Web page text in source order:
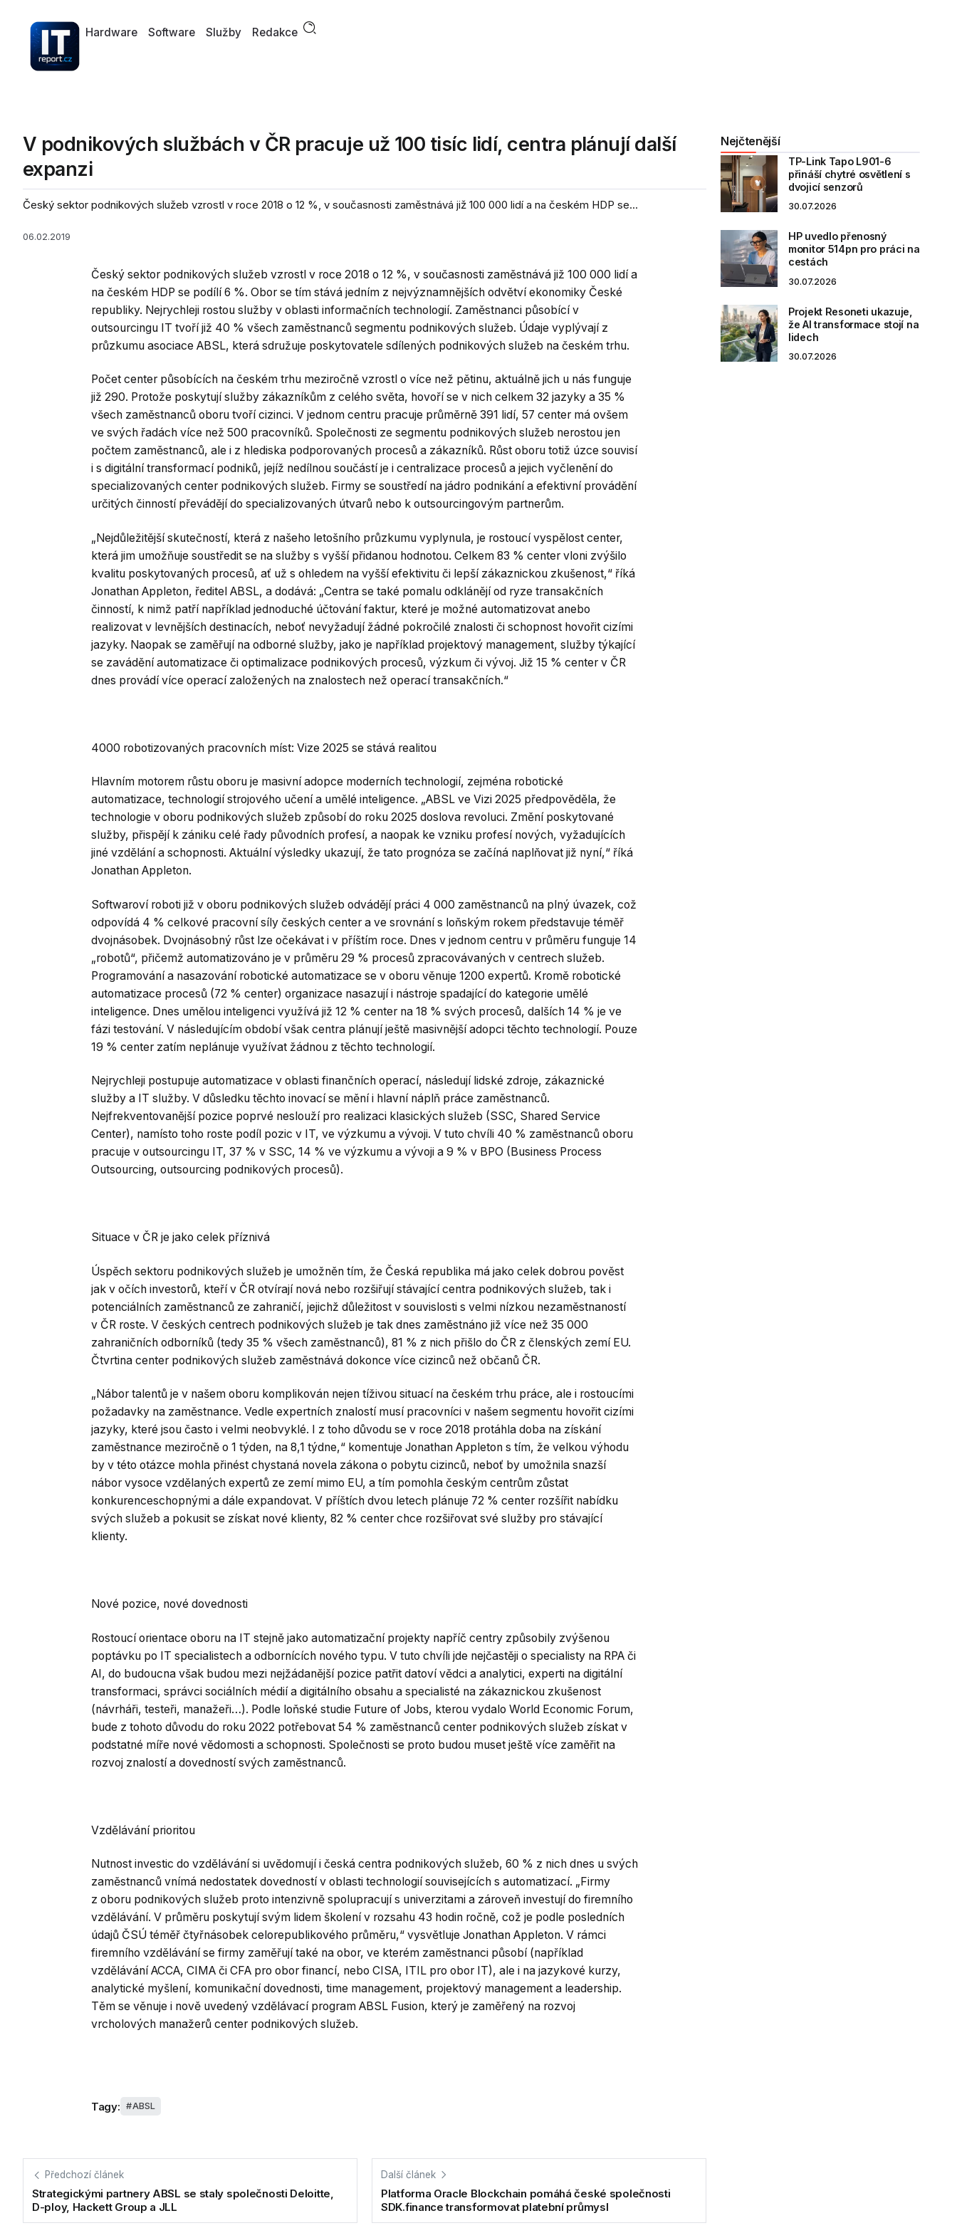
Hardware Software Služby Redakce
V podnikových službách v ČR pracuje už 100 tisíc lidí, centra plánují další
expanzi
Český sektor podnikových služeb vzrostl v roce 2018 o 12 %, v současnosti zaměstnává již 100 000 lidí a na českém HDP se...
06.02.2019
Český sektor podnikových služeb vzrostl v roce 2018 o 12 %, v současnosti zaměstnává již 100 000 lidí a
na českém HDP se podílí 6 %. Obor se tím stává jedním z nejvýznamnějších odvětví ekonomiky České
republiky. Nejrychleji rostou služby v oblasti informačních technologií. Zaměstnanci působící v
outsourcingu IT tvoří již 40 % všech zaměstnanců segmentu podnikových služeb. Údaje vyplývají z
průzkumu asociace ABSL, která sdružuje poskytovatele sdílených podnikových služeb na českém trhu.
Počet center působících na českém trhu meziročně vzrostl o více než pětinu, aktuálně jich u nás funguje
již 290. Protože poskytují služby zákazníkům z celého světa, hovoří se v nich celkem 32 jazyky a 35 %
všech zaměstnanců oboru tvoří cizinci. V jednom centru pracuje průměrně 391 lidí, 57 center má ovšem
ve svých řadách více než 500 pracovníků. Společnosti ze segmentu podnikových služeb nerostou jen
počtem zaměstnanců, ale i z hlediska podporovaných procesů a zákazníků. Růst oboru totiž úzce souvisí
i s digitální transformací podniků, jejíž nedílnou součástí je i centralizace procesů a jejich vyčlenění do
specializovaných center podnikových služeb. Firmy se soustředí na jádro podnikání a efektivní provádění
určitých činností převádějí do specializovaných útvarů nebo k outsourcingovým partnerům.
„Nejdůležitější skutečností, která z našeho letošního průzkumu vyplynula, je rostoucí vyspělost center,
která jim umožňuje soustředit se na služby s vyšší přidanou hodnotou. Celkem 83 % center vloni zvýšilo
kvalitu poskytovaných procesů, ať už s ohledem na vyšší efektivitu či lepší zákaznickou zkušenost,“ říká
Jonathan Appleton, ředitel ABSL, a dodává: „Centra se také pomalu odklánějí od ryze transakčních
činností, k nimž patří například jednoduché účtování faktur, které je možné automatizovat anebo
realizovat v levnějších destinacích, neboť nevyžadují žádné pokročilé znalosti či schopnost hovořit cizími
jazyky. Naopak se zaměřují na odborné služby, jako je například projektový management, služby týkající
se zavádění automatizace či optimalizace podnikových procesů, výzkum či vývoj. Již 15 % center v ČR
dnes provádí více operací založených na znalostech než operací transakčních.“
4000 robotizovaných pracovních míst: Vize 2025 se stává realitou
Hlavním motorem růstu oboru je masivní adopce moderních technologií, zejména robotické
automatizace, technologií strojového učení a umělé inteligence. „ABSL ve Vizi 2025 předpověděla, že
technologie v oboru podnikových služeb způsobí do roku 2025 doslova revoluci. Změní poskytované
služby, přispějí k zániku celé řady původních profesí, a naopak ke vzniku profesí nových, vyžadujících
jiné vzdělání a schopnosti. Aktuální výsledky ukazují, že tato prognóza se začíná naplňovat již nyní,“ říká
Jonathan Appleton.
Softwaroví roboti již v oboru podnikových služeb odvádějí práci 4 000 zaměstnanců na plný úvazek, což
odpovídá 4 % celkové pracovní síly českých center a ve srovnání s loňským rokem představuje téměř
dvojnásobek. Dvojnásobný růst lze očekávat i v příštím roce. Dnes v jednom centru v průměru funguje 14
„robotů“, přičemž automatizováno je v průměru 29 % procesů zpracovávaných v centrech služeb.
Programování a nasazování robotické automatizace se v oboru věnuje 1200 expertů. Kromě robotické
automatizace procesů (72 % center) organizace nasazují i nástroje spadající do kategorie umělé
inteligence. Dnes umělou inteligenci využívá již 12 % center na 18 % svých procesů, dalších 14 % je ve
fázi testování. V následujícím období však centra plánují ještě masivnější adopci těchto technologií. Pouze
19 % center zatím neplánuje využívat žádnou z těchto technologií.
Nejrychleji postupuje automatizace v oblasti finančních operací, následují lidské zdroje, zákaznické
služby a IT služby. V důsledku těchto inovací se mění i hlavní náplň práce zaměstnanců.
Nejfrekventovanější pozice poprvé neslouží pro realizaci klasických služeb (SSC, Shared Service
Center), namísto toho roste podíl pozic v IT, ve výzkumu a vývoji. V tuto chvíli 40 % zaměstnanců oboru
pracuje v outsourcingu IT, 37 % v SSC, 14 % ve výzkumu a vývoji a 9 % v BPO (Business Process
Outsourcing, outsourcing podnikových procesů).
Situace v ČR je jako celek příznivá
Úspěch sektoru podnikových služeb je umožněn tím, že Česká republika má jako celek dobrou pověst
jak v očích investorů, kteří v ČR otvírají nová nebo rozšiřují stávající centra podnikových služeb, tak i
potenciálních zaměstnanců ze zahraničí, jejichž důležitost v souvislosti s velmi nízkou nezaměstnaností
v ČR roste. V českých centrech podnikových služeb je tak dnes zaměstnáno již více než 35 000
zahraničních odborníků (tedy 35 % všech zaměstnanců), 81 % z nich přišlo do ČR z členských zemí EU.
Čtvrtina center podnikových služeb zaměstnává dokonce více cizinců než občanů ČR.
„Nábor talentů je v našem oboru komplikován nejen tíživou situací na českém trhu práce, ale i rostoucími
požadavky na zaměstnance. Vedle expertních znalostí musí pracovníci v našem segmentu hovořit cizími
jazyky, které jsou často i velmi neobvyklé. I z toho důvodu se v roce 2018 protáhla doba na získání
zaměstnance meziročně o 1 týden, na 8,1 týdne,“ komentuje Jonathan Appleton s tím, že velkou výhodu
by v této otázce mohla přinést chystaná novela zákona o pobytu cizinců, neboť by umožnila snazší
nábor vysoce vzdělaných expertů ze zemí mimo EU, a tím pomohla českým centrům zůstat
konkurenceschopnými a dále expandovat. V příštích dvou letech plánuje 72 % center rozšířit nabídku
svých služeb a pokusit se získat nové klienty, 82 % center chce rozšiřovat své služby pro stávající
klienty.
Nové pozice, nové dovednosti
Rostoucí orientace oboru na IT stejně jako automatizační projekty napříč centry způsobily zvýšenou
poptávku po IT specialistech a odbornících nového typu. V tuto chvíli jde nejčastěji o specialisty na RPA či
AI, do budoucna však budou mezi nejžádanější pozice patřit datoví vědci a analytici, experti na digitální
transformaci, správci sociálních médií a digitálního obsahu a specialisté na zákaznickou zkušenost
(návrháři, testeři, manažeři…). Podle loňské studie Future of Jobs, kterou vydalo World Economic Forum,
bude z tohoto důvodu do roku 2022 potřebovat 54 % zaměstnanců center podnikových služeb získat v
podstatné míře nové vědomosti a schopnosti. Společnosti se proto budou muset ještě více zaměřit na
rozvoj znalostí a dovedností svých zaměstnanců.
Vzdělávání prioritou
Nutnost investic do vzdělávání si uvědomují i česká centra podnikových služeb, 60 % z nich dnes u svých
zaměstnanců vnímá nedostatek dovedností v oblasti technologií souvisejících s automatizací. „Firmy
z oboru podnikových služeb proto intenzivně spolupracují s univerzitami a zároveň investují do firemního
vzdělávání. V průměru poskytují svým lidem školení v rozsahu 43 hodin ročně, což je podle posledních
údajů ČSÚ téměř čtyřnásobek celorepublikového průměru,“ vysvětluje Jonathan Appleton. V rámci
firemního vzdělávání se firmy zaměřují také na obor, ve kterém zaměstnanci působí (například
vzdělávání ACCA, CIMA či CFA pro obor financí, nebo CISA, ITIL pro obor IT), ale i na jazykové kurzy,
analytické myšlení, komunikační dovednosti, time management, projektový management a leadership.
Těm se věnuje i nově uvedený vzdělávací program ABSL Fusion, který je zaměřený na rozvoj
vrcholových manažerů center podnikových služeb.
Tagy: ABSL
Předchozí článek
Strategickými partnery ABSL se staly společnosti Deloitte,
D-ploy, Hackett Group a JLL
Další článek
Platforma Oracle Blockchain pomáhá české společnosti
SDK.finance transformovat platební průmysl
Nejčtenější
TP-Link Tapo L901-6
přináší chytré osvětlení s
dvojicí senzorů
30.07.2026
HP uvedlo přenosný
monitor 514pn pro práci na
cestách
30.07.2026
Projekt Resoneti ukazuje,
že AI transformace stojí na
lidech
30.07.2026